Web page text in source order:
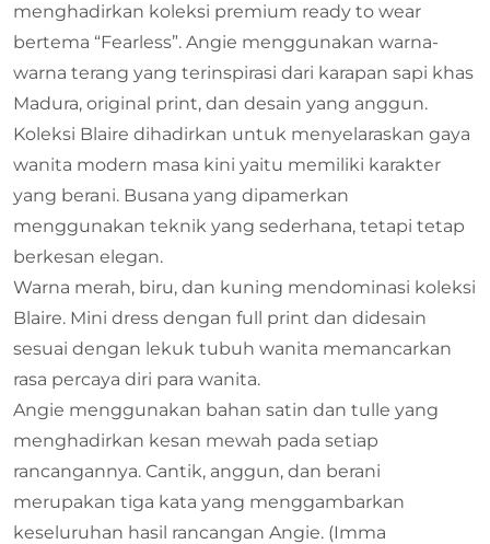
menghadirkan koleksi premium ready to wear
bertema “Fearless”. Angie menggunakan warna-
warna terang yang terinspirasi dari karapan sapi khas
Madura, original print, dan desain yang anggun.
Koleksi Blaire dihadirkan untuk menyelaraskan gaya
wanita modern masa kini yaitu memiliki karakter
yang berani. Busana yang dipamerkan
menggunakan teknik yang sederhana, tetapi tetap
berkesan elegan.
Warna merah, biru, dan kuning mendominasi koleksi
Blaire. Mini dress dengan full print dan didesain
sesuai dengan lekuk tubuh wanita memancarkan
rasa percaya diri para wanita.
Angie menggunakan bahan satin dan tulle yang
menghadirkan kesan mewah pada setiap
rancangannya. Cantik, anggun, dan berani
merupakan tiga kata yang menggambarkan
keseluruhan hasil rancangan Angie. (Imma